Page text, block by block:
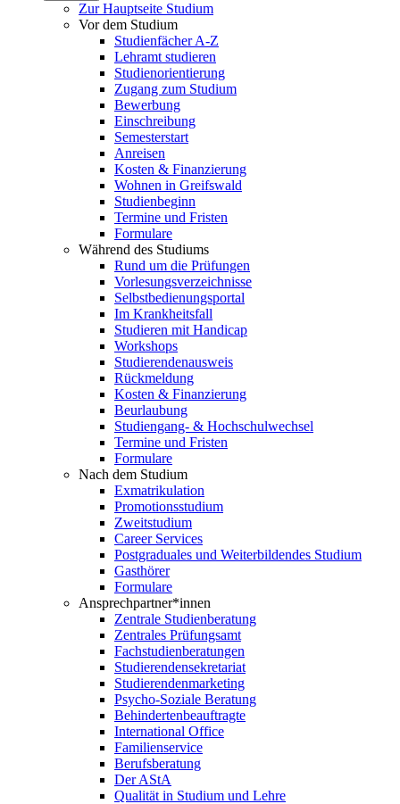
Zur Hauptseite Studium
Vor dem Studium
Studienfächer A-Z
Lehramt studieren
Studienorientierung
Zugang zum Studium
Bewerbung
Einschreibung
Semesterstart
Anreisen
Kosten & Finanzierung
Wohnen in Greifswald
Studienbeginn
Termine und Fristen
Formulare
Während des Studiums
Rund um die Prüfungen
Vorlesungsverzeichnisse
Selbstbedienungsportal
Im Krankheitsfall
Studieren mit Handicap
Workshops
Studierendenausweis
Rückmeldung
Kosten & Finanzierung
Beurlaubung
Studiengang- & Hochschulwechsel
Termine und Fristen
Formulare
Nach dem Studium
Exmatrikulation
Promotionsstudium
Zweitstudium
Career Services
Postgraduales und Weiterbildendes Studium
Gasthörer
Formulare
Ansprechpartner*innen
Zentrale Studienberatung
Zentrales Prüfungsamt
Fachstudienberatungen
Studierendensekretariat
Studierendenmarketing
Psycho-Soziale Beratung
Behindertenbeauftragte
International Office
Familienservice
Berufsberatung
Der AStA
Qualität in Studium und Lehre